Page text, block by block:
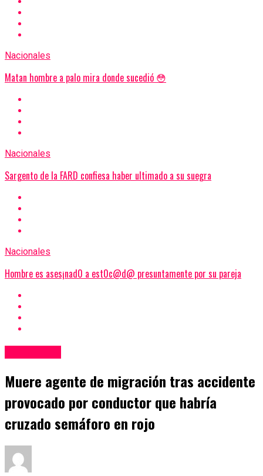
Nacionales
Matan hombre a palo mira donde sucedió 😳
Nacionales
Sargento de la FARD confiesa haber ultimado a su suegra
Nacionales
Hombre es ases¡nad0 a est0c@d@ presuntamente por su pareja
Muere agente de migración tras accidente
provocado por conductor que habría
cruzado semáforo en rojo